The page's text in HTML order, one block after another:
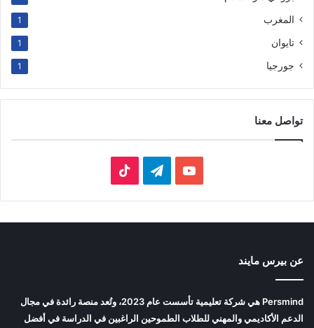
المغرب 1
تايوان 1
جورجيا 1
تواصل معنا
‫YouTubeتيلقرام
عن بيرس مايند
Persmind هي شركة تعليمية تأسست عام 2023، وتُعد منصة رائدة في مجال
الدعم الأكاديمي والمهني للطلاب الطموحين الراغبين في الدراسة في أفضل